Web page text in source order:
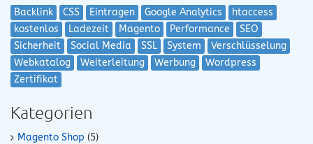
Backlink CSS Eintragen Google Analytics
htaccess
kostenlos
Ladezeit Magento Performance
SEO
Sicherheit
Social Media SSL System
Verschlüsselung
Webkatalog
Weiterleitung Werbung
Wordpress
Zertifikat
Kategorien
Magento Shop (5)